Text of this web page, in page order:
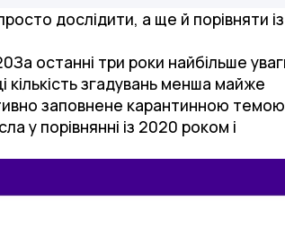
дослідити, а ще й порівняти із
останні три роки найбільше
кількість згадувань менша майже
заповнене карантинною
у порівнянні із 2020 роком і